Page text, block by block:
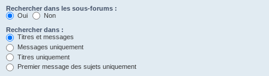
Rechercher dans les sous-forums :
Oui
Non
Rechercher dans :
Titres et messages
Messages uniquement
Titres uniquement
Premier message des sujets uniquement